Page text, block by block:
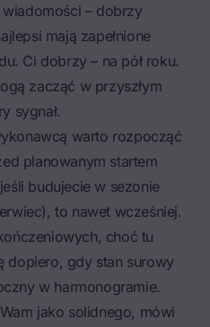
– dobrzy
mają zapełnione
Ci dobrzy – na pół roku.
zacząć w przyszłym
sygnał.
warto rozpocząć
planowanym startem
budujecie w sezonie
to nawet wcześniej.
choć tu
dopiero, gdy stan surowy
w harmonogramie.
jako solidnego, mówi